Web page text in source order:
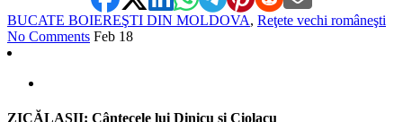
BUCATE BOIEREŞTI DIN MOLDOVA, Reţete vechi româneşti
No Comments Feb 18
ZICĂLAŞII: Cântecele lui Dinicu şi Ciolacu